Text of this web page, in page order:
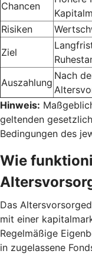
Chancen
Risiken
Ziel
Auszahlung
Nach
Hinweis:
geltenden
Bedingungen des
Wie
Das
mit einer
Regelmäßige
in zugelassene